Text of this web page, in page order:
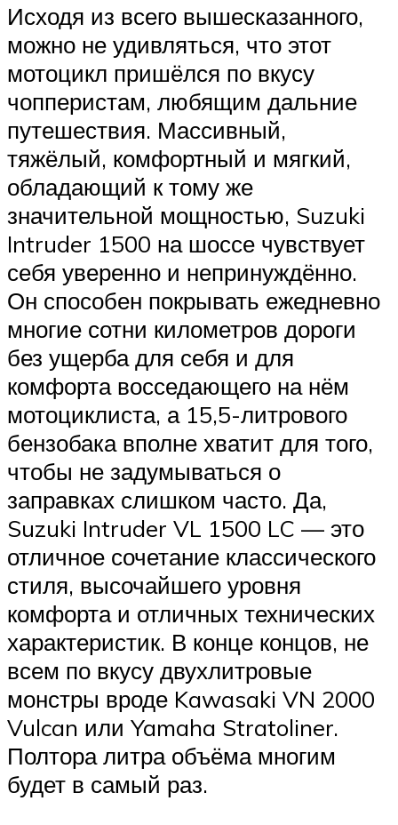
Исходя из всего вышесказанного,
можно не удивляться, что этот
мотоцикл пришёлся по вкусу
чопперистам, любящим дальние
путешествия. Массивный,
тяжёлый, комфортный и мягкий,
обладающий к тому же
значительной мощностью, Suzuki
Intruder 1500 на шоссе чувствует
себя уверенно и непринуждённо.
Он способен покрывать ежедневно
многие сотни километров дороги
без ущерба для себя и для
комфорта восседающего на нём
мотоциклиста, а 15,5-литрового
бензобака вполне хватит для того,
чтобы не задумываться о
заправках слишком часто. Да,
Suzuki Intruder VL 1500 LC — это
отличное сочетание классического
стиля, высочайшего уровня
комфорта и отличных технических
характеристик. В конце концов, не
всем по вкусу двухлитровые
монстры вроде Kawasaki VN 2000
Vulcan или Yamaha Stratoliner.
Полтора литра объёма многим
будет в самый раз.